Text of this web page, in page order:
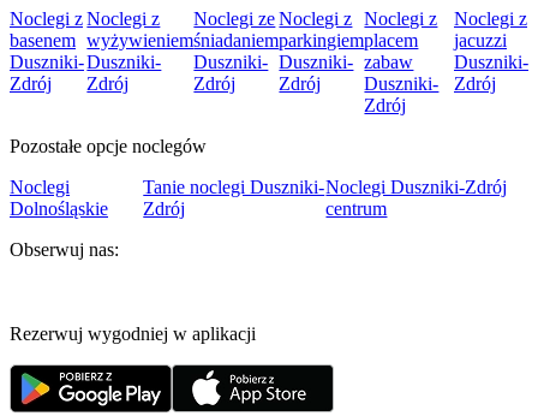
Noclegi z
basenem
Duszniki-
Zdrój
Noclegi z
wyżywieniem
Duszniki-
Zdrój
Noclegi ze
śniadaniem
Duszniki-
Zdrój
Noclegi z
parkingiem
Duszniki-
Zdrój
Noclegi z
placem
zabaw
Duszniki-
Zdrój
Noclegi z
jacuzzi
Duszniki-
Zdrój
Pozostałe opcje noclegów
Noclegi
Dolnośląskie
Tanie noclegi Duszniki-
Zdrój
Noclegi Duszniki-Zdrój
centrum
Obserwuj nas:
Rezerwuj wygodniej w aplikacji